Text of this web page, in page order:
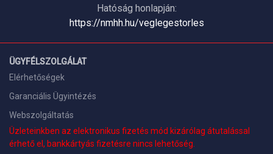
Hatóság honlapján:
https://nmhh.hu/veglegestorles
ÜGYFÉLSZOLGÁLAT
Elérhetőségek
Garanciális Ügyintézés
Webszolgáltatás
Üzleteinkben az elektronikus fizetés mód kizárólag átutalással
érhető el, bankkártyás fizetésre nincs lehetőség.